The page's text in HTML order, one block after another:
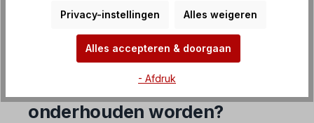
FAQ Frequentieomvormers
10. Wanneer moeten lagers
van elektromotoren
onderhouden worden?
Privacy-instellingen Alles weigeren
Alles accepteren & doorgaan
- Afdruk